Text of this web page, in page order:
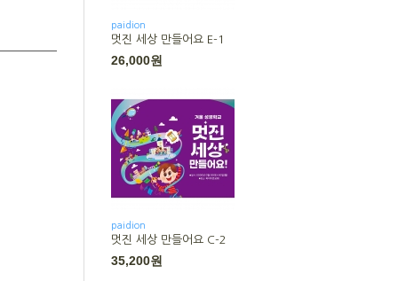
paidion
멋진 세상 만들어요 E-1
26,000원
paidion
멋진 세상 만들어요 C-2
35,200원